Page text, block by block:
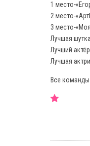
1 место-
2 место-
3 место-
Лучшая
Лучший
Лучшая
Все команды